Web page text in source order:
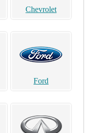
Chevrolet
Ford